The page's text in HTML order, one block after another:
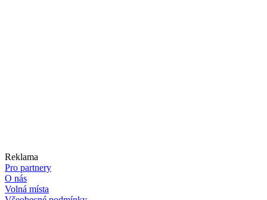
Reklama
Pro partnery
O nás
Volná místa